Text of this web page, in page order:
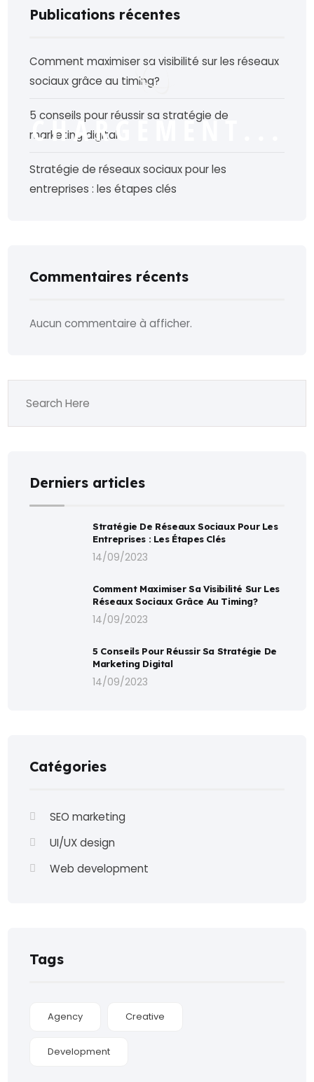
CHARGEMENT
Publications récentes
Comment maximiser sa visibilité sur les réseaux
sociaux grâce au timing?
5 conseils pour réussir sa stratégie de
marketing digital
Stratégie de réseaux sociaux pour les
entreprises : les étapes clés
Commentaires récents
Aucun commentaire à afficher.
Derniers articles
Stratégie De Réseaux Sociaux Pour Les
Entreprises : Les Étapes Clés
14/09/2023
Comment Maximiser Sa Visibilité Sur Les
Réseaux Sociaux Grâce Au Timing?
14/09/2023
5 Conseils Pour Réussir Sa Stratégie De
Marketing Digital
14/09/2023
Catégories
SEO marketing
UI/UX design
Web development
Tags
Agency Creative
Development